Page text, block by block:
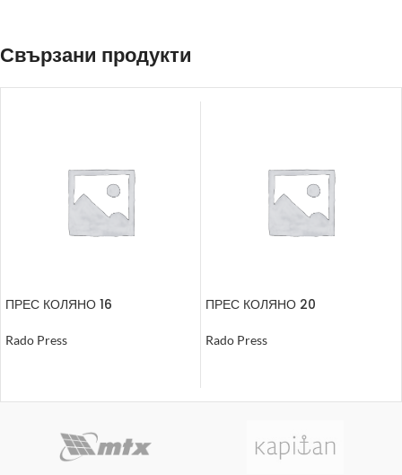
Свързани продукти
ПРЕС КОЛЯНО 16
Rado Press
ПРЕС КОЛЯНО 20
Rado Press